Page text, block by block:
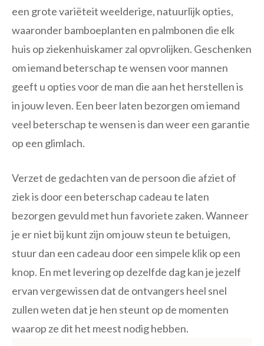
een grote variëteit weelderige, natuurlijk opties,
waaronder bamboeplanten en palmbonen die elk
huis op ziekenhuiskamer zal opvrolijken. Geschenken
om iemand beterschap te wensen voor mannen
geeft u opties voor de man die aan het herstellen is
in jouw leven. Een beer laten bezorgen om iemand
veel beterschap te wensen is dan weer een garantie
op een glimlach.
Verzet de gedachten van de persoon die afziet of
ziek is door een beterschap cadeau te laten
bezorgen gevuld met hun favoriete zaken. Wanneer
je er niet bij kunt zijn om jouw steun te betuigen,
stuur dan een cadeau door een simpele klik op een
knop. En met levering op dezelfde dag kan je jezelf
ervan vergewissen dat de ontvangers heel snel
zullen weten dat je hen steunt op de momenten
waarop ze dit het meest nodig hebben.